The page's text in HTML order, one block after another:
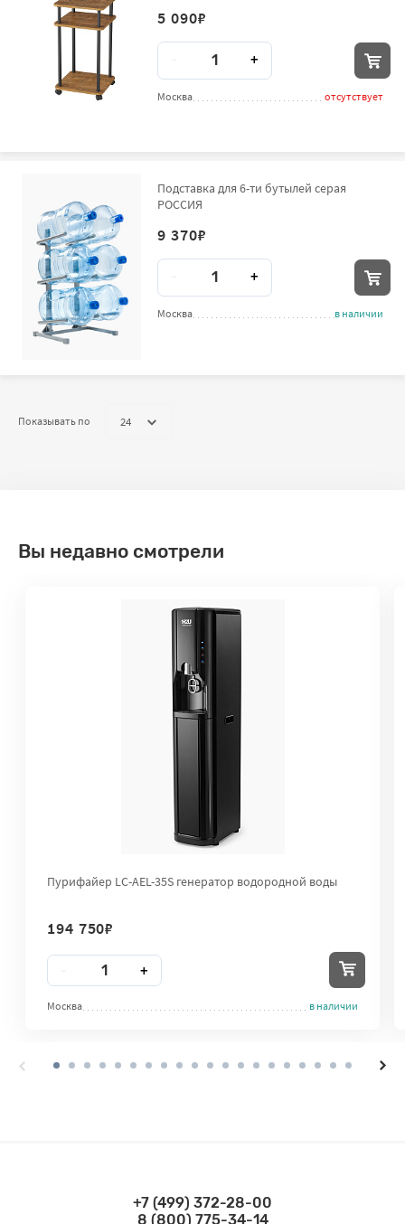
5 090₽
Количество
+
Москва отсутствует
Подставка для 6-ти бутылей серая
РОССИЯ
9 370₽
Количество
+
Москва в наличии
Показывать по 24
Вы недавно смотрели
Пурифайер LC-AEL-35S генератор водородной воды
194 750₽
Количество +
Москва в наличии
Связаться по телефонам
+7 (499) 372-28-00
8 (800) 775-34-14